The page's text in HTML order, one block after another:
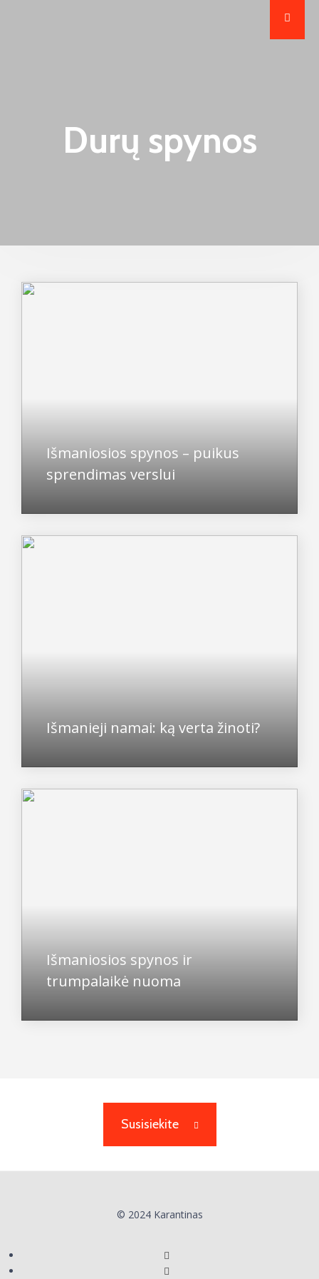
Durų spynos
Išmaniosios spynos – puikus
sprendimas verslui
Išmanieji namai: ką verta žinoti?
Išmaniosios spynos ir
trumpalaikė nuoma
Susisiekite
© 2024 Karantinas